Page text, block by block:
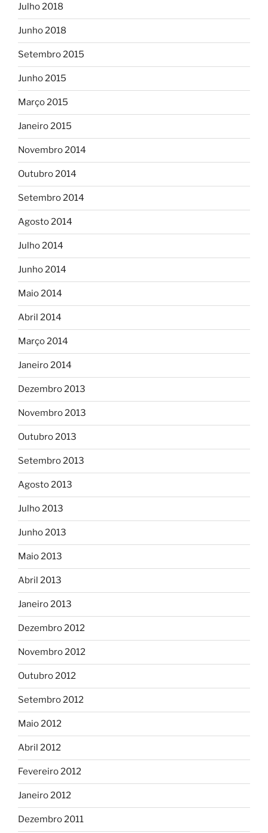
Julho 2018
Junho 2018
Setembro 2015
Junho 2015
Março 2015
Janeiro 2015
Novembro 2014
Outubro 2014
Setembro 2014
Agosto 2014
Julho 2014
Junho 2014
Maio 2014
Abril 2014
Março 2014
Janeiro 2014
Dezembro 2013
Novembro 2013
Outubro 2013
Setembro 2013
Agosto 2013
Julho 2013
Junho 2013
Maio 2013
Abril 2013
Janeiro 2013
Dezembro 2012
Novembro 2012
Outubro 2012
Setembro 2012
Maio 2012
Abril 2012
Fevereiro 2012
Janeiro 2012
Dezembro 2011